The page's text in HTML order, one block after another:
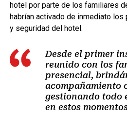
hotel por parte de los familiares
habrían activado de inmediato
y seguridad del hotel.
Desde el primer
reunido con los
presencial,
acompañamiento
gestionando todo
en estos